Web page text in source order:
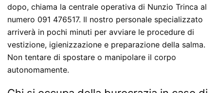
dopo, chiama la centrale operativa di Nunzio Trinca al
numero 091 476517. Il nostro personale specializzato
arriverà in pochi minuti per avviare le procedure di
vestizione, igienizzazione e preparazione della salma.
Non tentare di spostare o manipolare il corpo
autonomamente.